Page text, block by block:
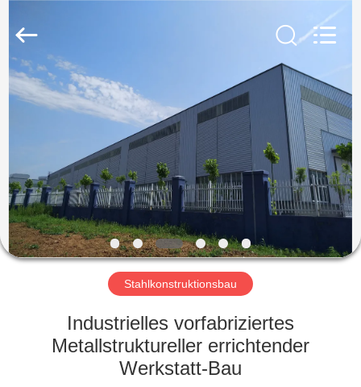
ZU
HAUSE
PRODUKTE
VIDEOS
VR
ÜBER
Reserved.
Stahlkonstruktionsbau
Industrielles vorfabriziertes
Metallstruktureller errichtender
Werkstatt-Bau